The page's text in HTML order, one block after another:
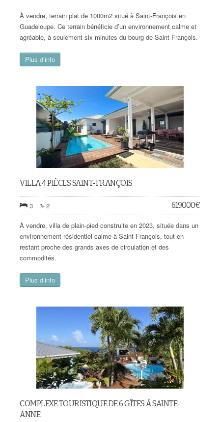
À vendre, terrain plat de 1000m2 situé à Saint-François en
Guadeloupe. Ce terrain bénéficie d’un environnement calme et
agréable, à seulement six minutes du bourg de Saint-François.
Plus d’info
VILLA 4 PIÈCES SAINT-FRANÇOIS
3 2 619.000€
À vendre, villa de plain-pied construite en 2023, située dans un
environnement résidentiel calme à Saint-François, tout en
restant proche des grands axes de circulation et des
commodités.
Plus d’info
COMPLEXE TOURISTIQUE DE 6 GÎTES À SAINTE-
ANNE